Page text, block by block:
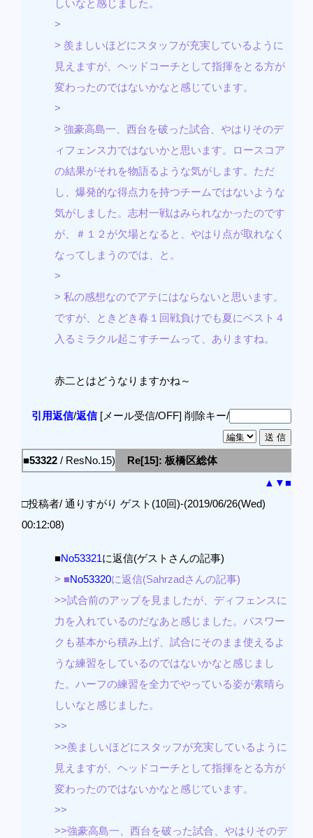
しいなと感じました。
>
> 羨ましいほどにスタッフが充実しているように
見えますが、ヘッドコーチとして指揮をとる方が
変わったのではないかなと感じています。
>
> 強豪高島一、西台を破った試合、やはりそのデ
ィフェンス力ではないかと思います。ロースコア
の結果がそれを物語るような気がします。ただ
し、爆発的な得点力を持つチームではないような
気がしました。志村一戦はみられなかったのです
が、＃１２が欠場となると、やはり点が取れなく
なってしまうのでは、と。
>
> 私の感想なのでアテにはならないと思います。
ですが、ときどき春１回戦負けでも夏にベスト４
入るミラクル起こすチームって、ありますね。
赤二とはどうなりますかね～
引用返信/返信[メール受信/OFF] 削除キー/
■53322 / ResNo.15)
Re[15]: 板橋区総体
▲ ▼■
□投稿者/ 通りすがり ゲスト(10回)-(2019/06/26(Wed)
00:12:08)
■No53321に返信(ゲストさんの記事)
> ■No53320に返信(Sahrzadさんの記事)
>>試合前のアップを見ましたが、ディフェンスに
力を入れているのだなあと感じました。パスワー
クも基本から積み上げ、試合にそのまま使えるよ
うな練習をしているのではないかなと感じまし
た。ハーフの練習を全力でやっている姿が素晴ら
しいなと感じました。
>>
>>羨ましいほどにスタッフが充実しているように
見えますが、ヘッドコーチとして指揮をとる方が
変わったのではないかなと感じています。
>>
>>強豪高島一、西台を破った試合、やはりそのデ